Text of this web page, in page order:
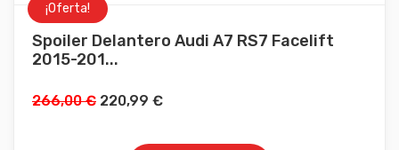
¡Oferta!
Spoiler Delantero Audi A7 RS7 Facelift
2015-201...
266,00€ 220,99 €